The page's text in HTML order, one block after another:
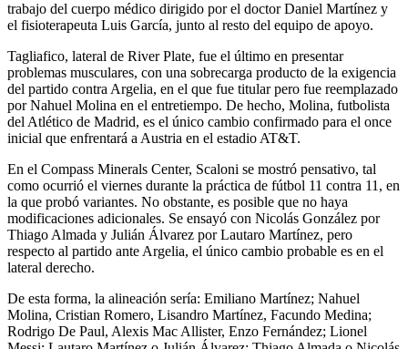
trabajo del cuerpo médico dirigido por el doctor Daniel Martínez y
el fisioterapeuta Luis García, junto al resto del equipo de apoyo.
Tagliafico, lateral de River Plate, fue el último en presentar
problemas musculares, con una sobrecarga producto de la exigencia
del partido contra Argelia, en el que fue titular pero fue reemplazado
por Nahuel Molina en el entretiempo. De hecho, Molina, futbolista
del Atlético de Madrid, es el único cambio confirmado para el once
inicial que enfrentará a Austria en el estadio AT&T.
En el Compass Minerals Center, Scaloni se mostró pensativo, tal
como ocurrió el viernes durante la práctica de fútbol 11 contra 11, en
la que probó variantes. No obstante, es posible que no haya
modificaciones adicionales. Se ensayó con Nicolás González por
Thiago Almada y Julián Álvarez por Lautaro Martínez, pero
respecto al partido ante Argelia, el único cambio probable es en el
lateral derecho.
De esta forma, la alineación sería: Emiliano Martínez; Nahuel
Molina, Cristian Romero, Lisandro Martínez, Facundo Medina;
Rodrigo De Paul, Alexis Mac Allister, Enzo Fernández; Lionel